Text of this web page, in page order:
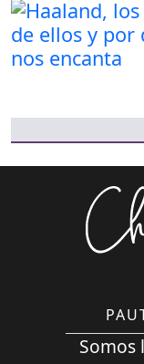
Somos